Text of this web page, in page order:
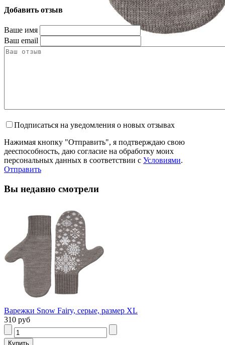
Добавить отзыв
Ваше имя
Ваш email
Подписаться на уведомления о новых отзывах
Нажимая кнопку "Отправить", я подтверждаю свою
дееспособность, даю согласие на обработку моих
персональных данных в соответствии с Условиями.
Отправить
Вы недавно смотрели
Варежки Snow Fairy, серые, размер XL
310 руб